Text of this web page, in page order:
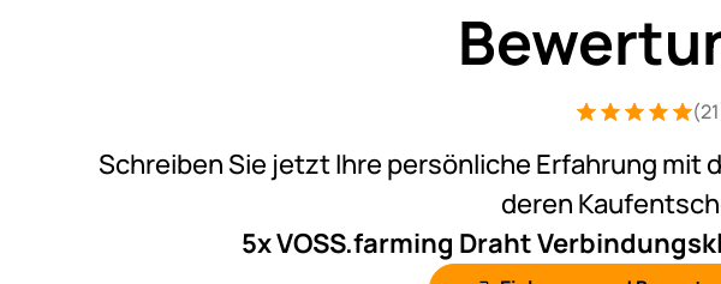
Bewertung: 5
21 Bewertungen
Schreiben Sie jetzt Ihre persönliche Erfahrung mit
deren
5x VOSS.farming Draht